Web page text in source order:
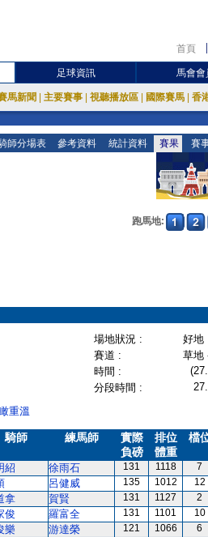
首頁
足球資訊 馬會會
馬新聞 主要賽事 視聽播放區 國際賽馬 香
師分場表 參考資料 統計資料 賽果 賽
跑馬地:
場地狀況 :
好地
賽道 :
草地
時間 :
分段時間 :
重溫
騎師 練馬師
實際
負磅
排位
體重
檔
紹 徐雨石 131 1118 7
呂健威 135 1012 12
拿 賀賢 131 1127 2
俊 羅富全 131 1101 10
樂 游達榮 121 1066 6